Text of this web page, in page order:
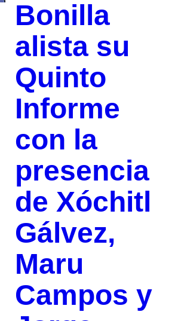
Bonilla
alista su
Quinto
Informe
con la
presencia
de Xóchitl
Gálvez,
Maru
Campos y